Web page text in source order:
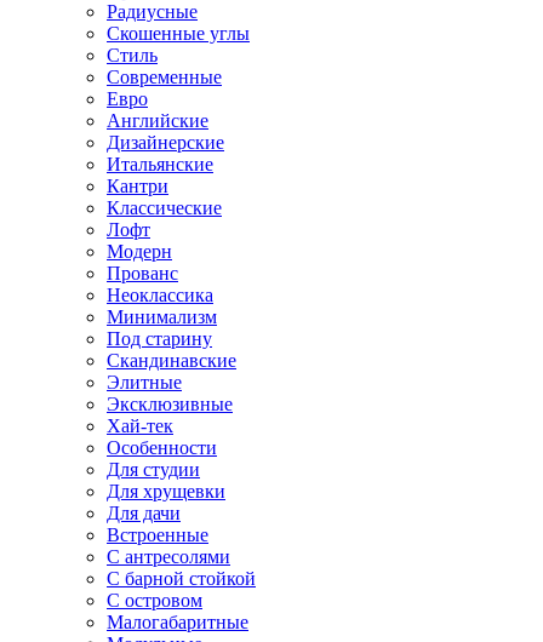
Радиусные
Скошенные углы
Стиль
Современные
Евро
Английские
Дизайнерские
Итальянские
Кантри
Классические
Лофт
Модерн
Прованс
Неоклассика
Минимализм
Под старину
Скандинавские
Элитные
Эксклюзивные
Хай-тек
Особенности
Для студии
Для хрущевки
Для дачи
Встроенные
С антресолями
С барной стойкой
С островом
Малогабаритные